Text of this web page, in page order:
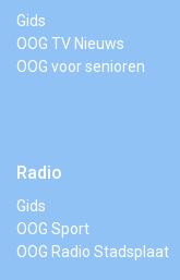
Gids
OOG TV Nieuws
OOG voor senioren
Radio
Gids
OOG Sport
OOG Radio Stadsplaat